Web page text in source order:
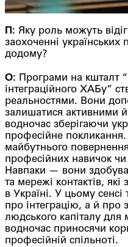
П: Яку роль можуть
заохоченні українських
додому?
О: Програми на кшталт
інтеграційного ХАБу”
реальностями. Вони
залишатися активними
водночас зберігаючи
професійне
майбутнього
професійних навичок
Навпаки — вони
та мережі контактів,
в Україні. У цьому
про інтеграцію, а й про
людського капіталу для
водночас приносячи
професійній спільноті.